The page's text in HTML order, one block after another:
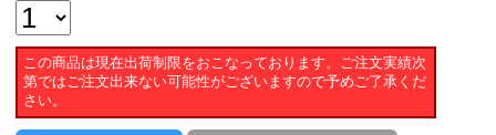
この商品は現在出荷制限をおこなっております。ご注文実績次
第ではご注文出来ない可能性がございますので予めご了承くだ
さい。